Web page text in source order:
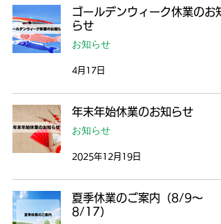
ゴールデンウィーク休業のお知
らせ
お知らせ
4月17日
年末年始休業のお知らせ
お知らせ
2025年12月19日
夏季休業のご案内（8/9～
8/17）